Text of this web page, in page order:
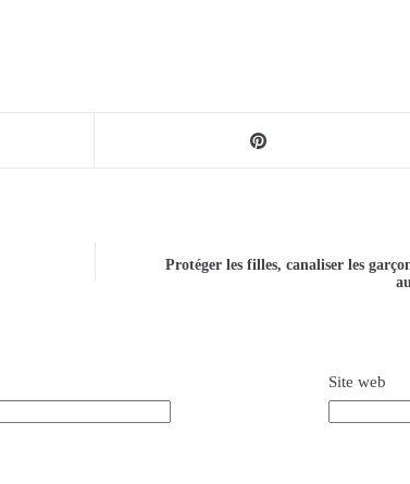
Protéger les filles, canaliser les
Site web